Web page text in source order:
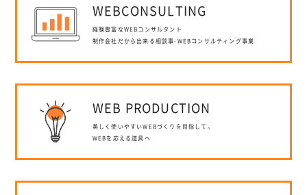
WEBCONSULTING
経験豊富なWEBコンサルタント
制作会社だから出来る相談事-WEBコンサルティング事業
WEB PRODUCTION
美しく使いやすいWEBづくりを目指して。
WEBを応える道具へ